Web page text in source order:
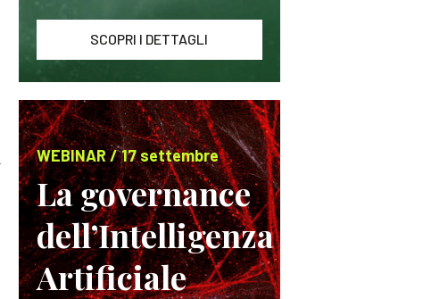
SCOPRI I DETTAGLI
WEBINAR / 17 settembre
La governance
dell’Intelligenza
Artificiale